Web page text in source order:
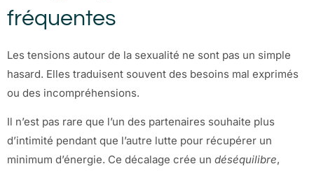
fréquentes
Les tensions autour de la sexualité ne sont pas un simple
hasard. Elles traduisent souvent des besoins mal exprimés
ou des incompréhensions.
Il n’est pas rare que l’un des partenaires souhaite plus
d’intimité pendant que l’autre lutte pour récupérer un
minimum d’énergie. Ce décalage crée un déséquilibre,